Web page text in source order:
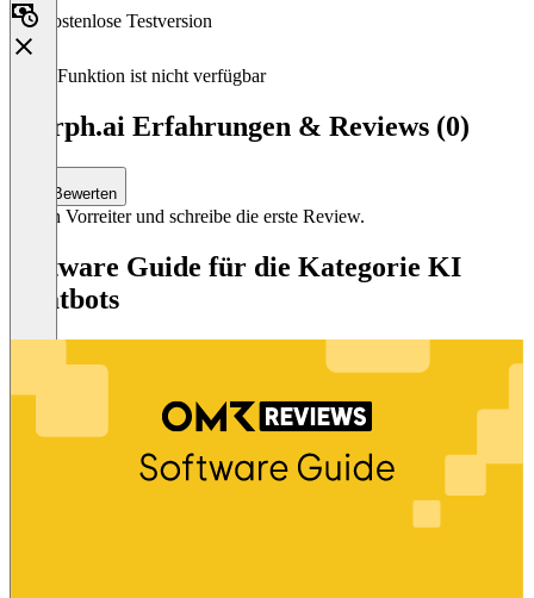
Kostenlose Testversion
Diese Funktion ist nicht verfügbar
Morph.ai Erfahrungen & Reviews (0)
Bewerten
Sei ein Vorreiter und schreibe die erste Review.
Software Guide für die Kategorie KI
Chatbots